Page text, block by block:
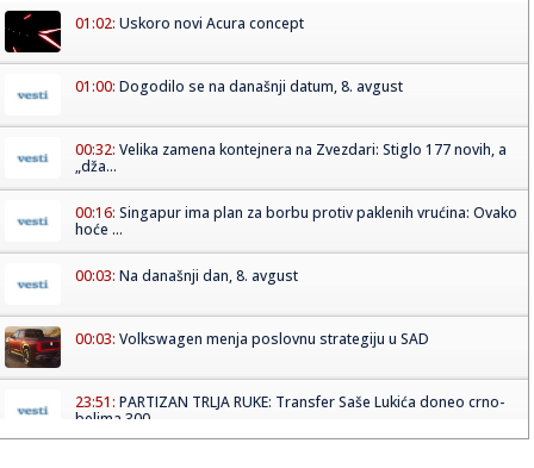
01:02: Uskoro novi Acura concept
01:00: Dogodilo se na današnji datum, 8. avgust
00:32: Velika zamena kontejnera na Zvezdari: Stiglo 177 novih, a
„dža...
00:16: Singapur ima plan za borbu protiv paklenih vrućina: Ovako
hoće ...
00:03: Na današnji dan, 8. avgust
00:03: Volkswagen menja poslovnu strategiju u SAD
23:51: PARTIZAN TRLJA RUKE: Transfer Saše Lukića doneo crno-
belima 300...